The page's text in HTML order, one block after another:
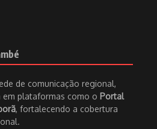
de comunicação regional,
em plataformas como o Portal
, fortalecendo a cobertura